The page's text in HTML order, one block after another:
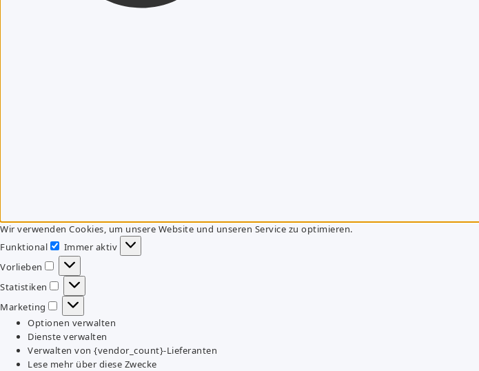
Wir verwenden Cookies, um unsere Website und unseren Service zu optimieren.
Funktional
Funktional
Immer aktiv
Vorlieben
Vorlieben
Statistiken
Statistiken
Marketing
Marketing
Optionen verwalten
Dienste verwalten
Verwalten von {vendor_count}-Lieferanten
Lese mehr über diese Zwecke